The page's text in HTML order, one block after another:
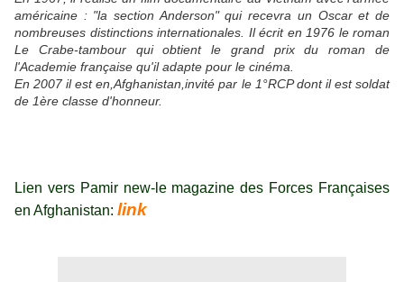
américaine : "la section Anderson" qui recevra un Oscar et de
nombreuses distinctions internationales. Il écrit en 1976 le roman
Le Crabe-tambour qui obtient le grand prix du roman de
l'Academie française qu'il adapte pour le cinéma.
En 2007 il est en,Afghanistan,invité par le 1°RCP dont il est soldat
de 1ère classe d'honneur.
Lien vers Pamir new-le magazine des Forces Françaises
en Afghanistan: link